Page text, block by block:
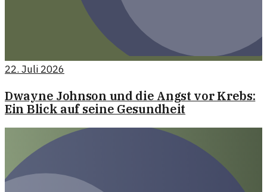
22. Juli 2026
Dwayne Johnson und die Angst vor Krebs:
Ein Blick auf seine Gesundheit